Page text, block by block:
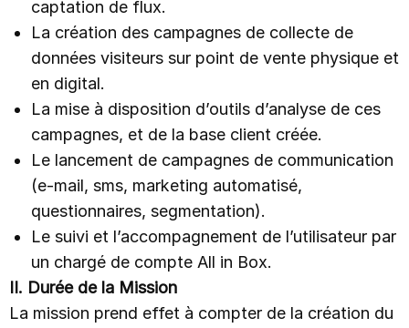
Envoi de newsletter et accès statistiques
A/B Tests, segmentation
Animation des réseaux sociaux
Créer et planifier vos posts
Envoi de SMS
À ses abonnés ou à des contacts ciblés
Notifications Web push
Personnalisées et engageantes
Publicité en ligne
Display, Google Ads, Meta Ads
Email et SMS
Questionnaires de satisfaction
Création, automatisation et extraction
Envoi de RCS
Messages enrichis à ses abonnés ou à des contacts ciblés
captation de flux.
La création des campagnes de collecte de
données visiteurs sur point de vente physique et
en digital.
La mise à disposition d’outils d’analyse de ces
campagnes, et de la base client créée.
Le lancement de campagnes de communication
(e-mail, sms, marketing automatisé,
questionnaires, segmentation).
Le suivi et l’accompagnement de l’utilisateur par
un chargé de compte All in Box.
II. Durée de la Mission
La mission prend effet à compter de la création du